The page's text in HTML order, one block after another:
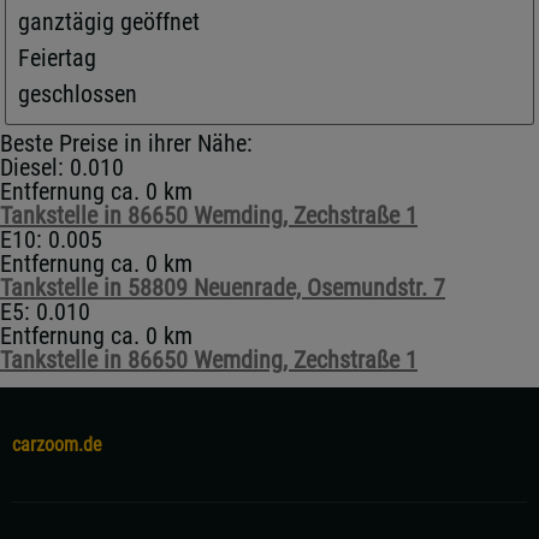
ganztägig geöffnet
Feiertag
geschlossen
Beste Preise in ihrer Nähe:
Diesel: 0.010
Entfernung ca. 0 km
Tankstelle in 86650 Wemding, Zechstraße 1
E10: 0.005
Entfernung ca. 0 km
Tankstelle in 58809 Neuenrade, Osemundstr. 7
E5: 0.010
Entfernung ca. 0 km
Tankstelle in 86650 Wemding, Zechstraße 1
carzoom.de